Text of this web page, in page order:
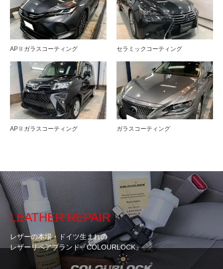
APⅡガラスコーティング セラミックコーティング
APⅡガラスコーティング ガラスコーティング
LEATHER REPAIR
レザーの本場・ドイツ生まれの
レザーリペアブランド『COLOURLOCK』